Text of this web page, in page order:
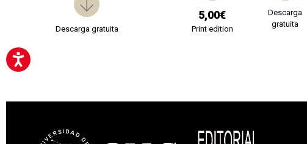
Descarga gratuita
5,00€
Print edition
Descarga
gratuita